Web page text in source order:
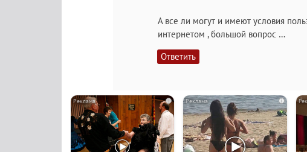
А все ли могут и имеют условия
интернетом , большой вопрос …
Ответить
i i